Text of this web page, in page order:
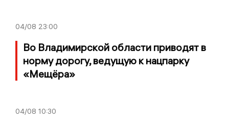
04/08 23:00
Во Владимирской области приводят в
норму дорогу, ведущую к нацпарку
«Мещёра»
04/08 10:30